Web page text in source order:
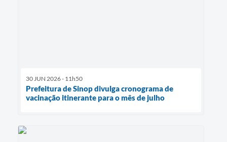
30 JUN 2026 - 11h50
Prefeitura de Sinop divulga cronograma de
vacinação itinerante para o mês de julho